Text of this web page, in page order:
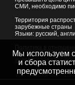
СМИ, необходимо
Территория
зарубежные страны
Языки: русский,
© 2007 - 2026
Мы используем
и сбора